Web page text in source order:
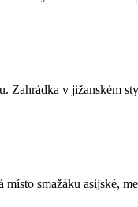
Zahrádka v jižanském
smažáku asijské,